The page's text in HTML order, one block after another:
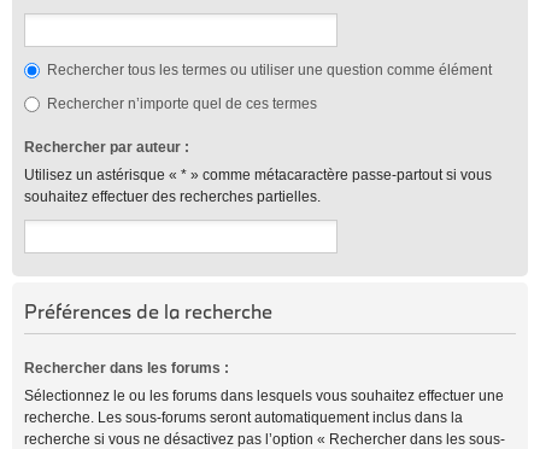
Rechercher tous les termes ou utiliser une question comme élément
Rechercher n’importe quel de ces termes
Rechercher par auteur :
Utilisez un astérisque « * » comme métacaractère passe-partout si vous
souhaitez effectuer des recherches partielles.
Préférences de la recherche
Rechercher dans les forums :
Sélectionnez le ou les forums dans lesquels vous souhaitez effectuer une
recherche. Les sous-forums seront automatiquement inclus dans la
recherche si vous ne désactivez pas l’option « Rechercher dans les sous-